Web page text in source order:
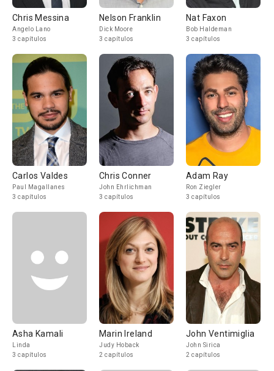
Chris Messina
Angelo Lano
3 capítulos
Nelson Franklin
Dick Moore
3 capítulos
Nat Faxon
Bob Haldeman
3 capítulos
Carlos Valdes
Paul Magallanes
3 capítulos
Chris Conner
John Ehrlichman
3 capítulos
Adam Ray
Ron Ziegler
3 capítulos
Asha Kamali
Linda
3 capítulos
Marin Ireland
Judy Hoback
2 capítulos
John Ventimiglia
John Sirica
2 capítulos